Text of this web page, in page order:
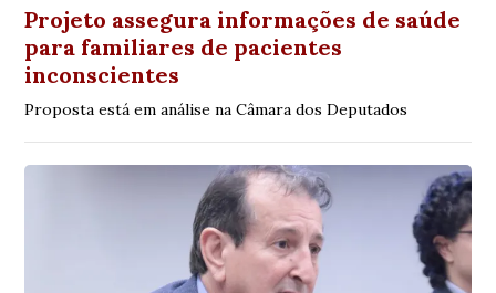
Projeto assegura informações de saúde
para familiares de pacientes
inconscientes
Proposta está em análise na Câmara dos Deputados